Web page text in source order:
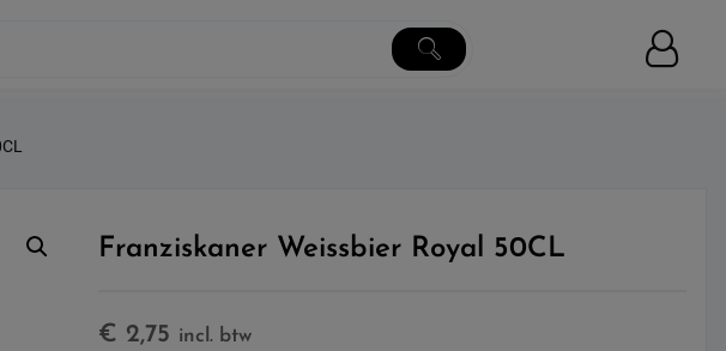
Franziskaner Weissbier Royal 50CL
€ 2,75 incl. btw